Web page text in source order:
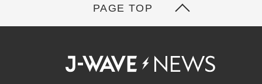
PAGE TOP